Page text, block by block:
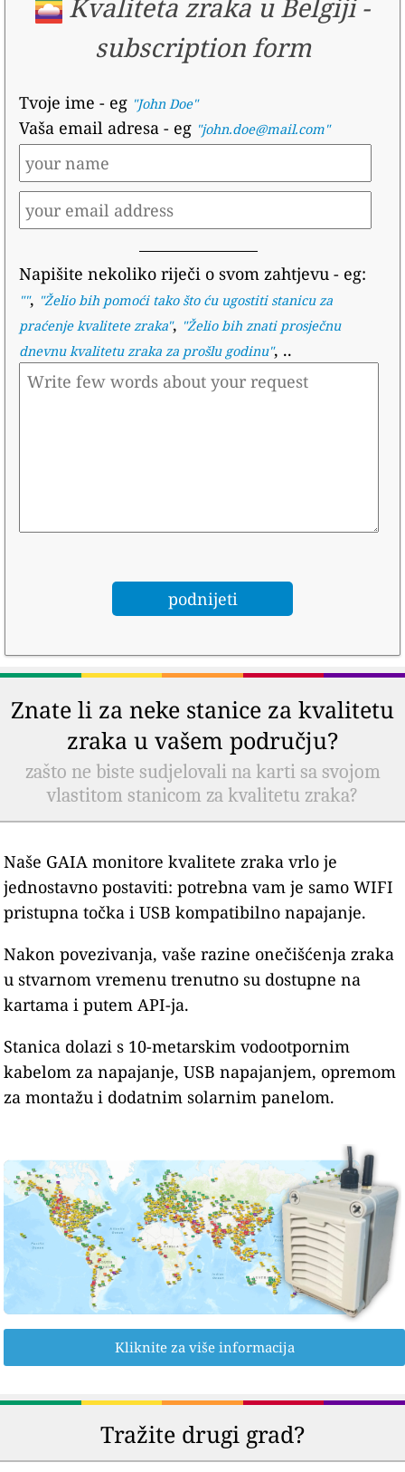
Kvaliteta zraka u Belgiji-
subscription form
Tvoje ime - eg "John Doe"
Vaša email adresa- eg "john.doe@mail.com"
Napišite nekoliko riječi o svom zahtjevu- eg:
"", "Želio bih pomoći tako što ću ugostiti stanicu za
praćenje kvalitete zraka", "Želio bih znati prosječnu
dnevnu kvalitetu zraka za prošlu godinu", ..
Znate li za neke stanice za kvalitetu
zraka u vašem području?
zašto ne biste sudjelovali na karti sa svojom
vlastitom stanicom za kvalitetu zraka?
Naše GAIA monitore kvalitete zraka vrlo je
jednostavno postaviti: potrebna vam je samo WIFI
pristupna točka i USB kompatibilno napajanje.
Nakon povezivanja, vaše razine onečišćenja zraka
u stvarnom vremenu trenutno su dostupne na
kartama i putem API-ja.
Stanica dolazi s 10-metarskim vodootpornim
kabelom za napajanje, USB napajanjem, opremom
za montažu i dodatnim solarnim panelom.
Kliknite za više informacija
Tražite drugi grad?